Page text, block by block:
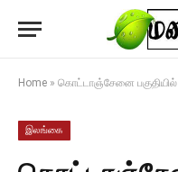
Home » கொட்டாஞ்சேனை
இலங்கை